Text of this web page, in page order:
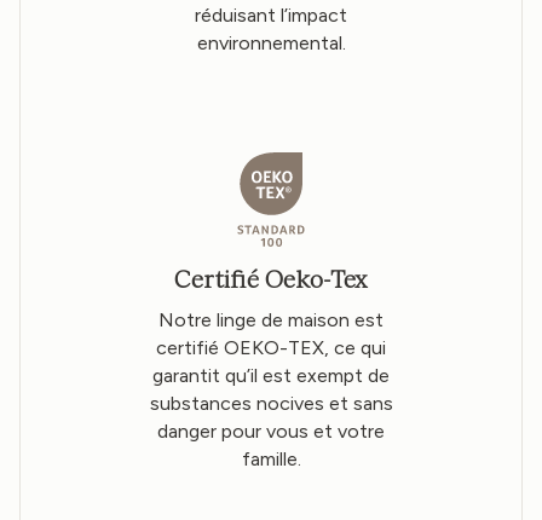
réduisant l’impact
environnemental.
Certifié Oeko-Tex
Notre linge de maison est
certifié OEKO-TEX, ce qui
garantit qu’il est exempt de
substances nocives et sans
danger pour vous et votre
famille.